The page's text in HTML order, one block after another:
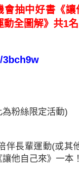
抽中好書《
動全圖解》共1名
粉絲限定活動)
伴長輩運動(或其
他自己來》一本！